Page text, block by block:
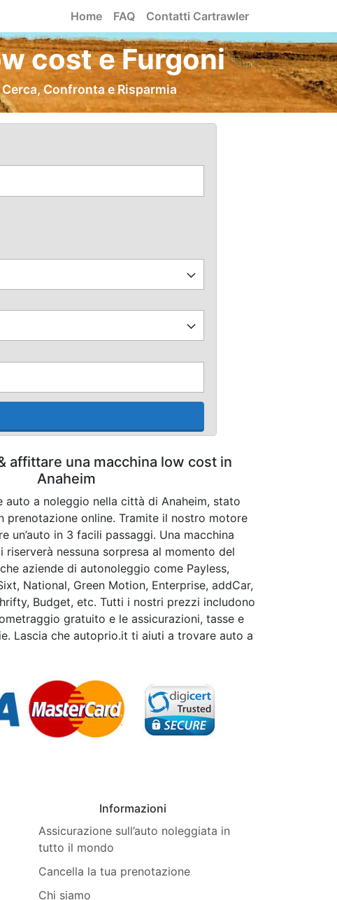
Home FAQ Contatti Cartrawler
cost e Furgoni
Confronta e Risparmia
affittare una macchina low cost in
Anaheim
auto a noleggio nella città di Anaheim, stato
prenotazione online. Tramite il nostro motore
un’auto in 3 facili passaggi. Una macchina
nessuna sorpresa al momento del
aziende di autonoleggio come Payless,
National, Green Motion, Enterprise, addCar,
Budget, etc. Tutti i nostri prezzi includono
gratuito e le assicurazioni, tasse e
Lascia che autoprio.it ti aiuti a trovare auto a
Informazioni
Assicurazione sull’auto noleggiata in
tutto il mondo
Cancella la tua prenotazione
Chi siamo